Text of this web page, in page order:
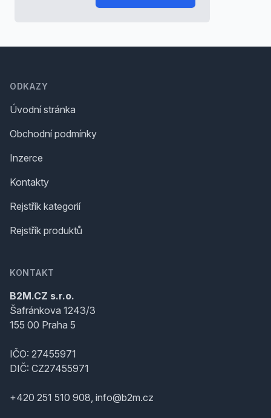
ODKAZY
Úvodní stránka
Obchodní podmínky
Inzerce
Kontakty
Rejstřík kategorií
Rejstřík produktů
KONTAKT
B2M.CZ s.r.o.
Šafránkova 1243/3
155 00 Praha 5
IČO: 27455971
DIČ: CZ27455971
+420 251 510 908, info@b2m.cz